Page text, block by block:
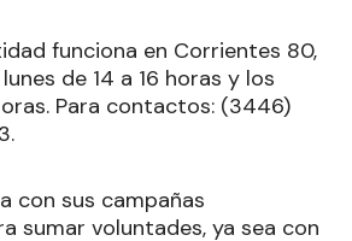
funciona en Corrientes 80,
de 14 a 16 horas y los
Para contactos: (3446)
con sus campañas
sumar voluntades, ya sea con